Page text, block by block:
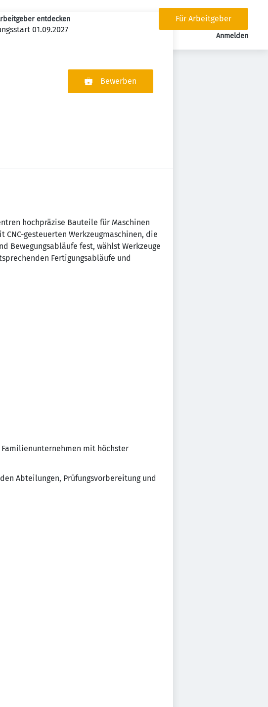
Navigation
entdecken
Für Arbeitgeber
Anmelden
01.09.2027
Bewerben
hochpräzise Bauteile für Maschinen
gesteuerten Werkzeugmaschinen, die
Bewegungsabläufe fest, wählst Werkzeuge
Fertigungsabläufe und
mit höchster
Abteilungen, Prüfungsvorbereitung und